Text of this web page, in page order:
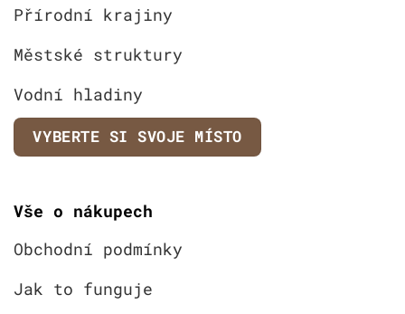
Přírodní krajiny
Městské struktury
Vodní hladiny
VYBERTE SI SVOJE MÍSTO
Vše o nákupech
Obchodní podmínky
Jak to funguje